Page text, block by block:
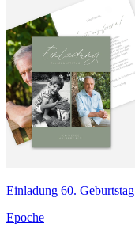
Einladung 60. Geburtstag
Epoche